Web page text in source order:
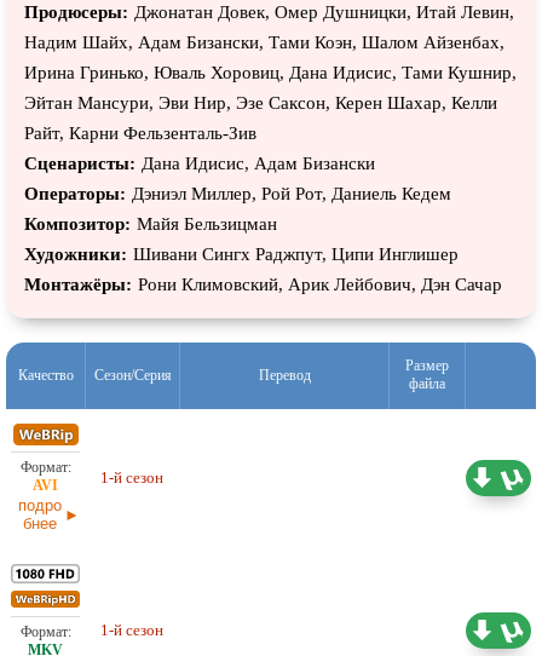
Продюсеры: Джонатан Довек, Омер Душницки, Итай Левин,
Надим Шайх, Адам Бизански, Тами Коэн, Шалом Айзенбах,
Ирина Гринько, Юваль Хоровиц, Дана Идисис, Тами Кушнир,
Эйтан Мансури, Эви Нир, Эзе Саксон, Керен Шахар, Келли
Райт, Карни Фельзенталь-Зив
Сценаристы: Дана Идисис, Адам Бизански
Операторы: Дэниэл Миллер, Рой Рот, Даниель Кедем
Композитор: Майя Бельзицман
Художники: Шивани Сингх Раджпут, Ципи Инглишер
Монтажёры: Рони Климовский, Арик Лейбович, Дэн Сачар
Качество Сезон/Серия Перевод
Размер
файла
подро
бнее
1-й сезон
1-й сезон